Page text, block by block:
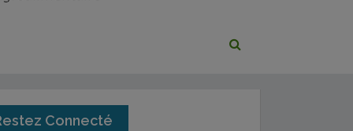
Connecté